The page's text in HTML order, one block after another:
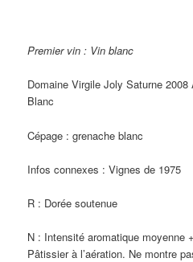
Premier vin : Vin blanc
Domaine Virgile Joly Saturne
Blanc
Cépage : grenache blanc
Infos connexes : Vignes de 1975
R : Dorée soutenue
N : Intensité aromatique moyenne
Pâtissier à l’aération. Ne montre